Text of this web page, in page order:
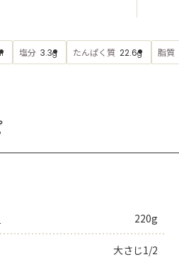
塩分 3.3g たんぱく質 22.6g 脂質
220g
大さじ1/2